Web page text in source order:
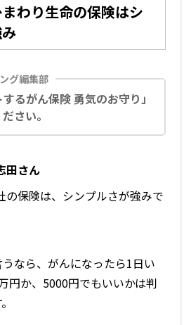
わり生命の保険はシ
するがん保険 勇気のお守り」
さい。
田さん
の保険は、シンプルさが強みで
なら、がんになったら1日い
円か、5000円でもいいかは判